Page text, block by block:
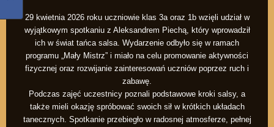
29 kwietnia 2026 roku uczniowie klas 3a oraz 1b wzięli udział w
wyjątkowym spotkaniu z Aleksandrem Piechą, który wprowadził
ich w świat tańca salsa. Wydarzenie odbyło się w ramach
programu „Mały Mistrz” i miało na celu promowanie aktywności
fizycznej oraz rozwijanie zainteresowań uczniów poprzez ruch i
zabawę.
Podczas zajęć uczestnicy poznali podstawowe kroki salsy, a
także mieli okazję spróbować swoich sił w krótkich układach
tanecznych. Spotkanie przebiegło w radosnej atmosferze, pełnej